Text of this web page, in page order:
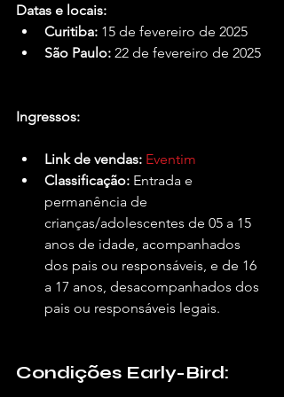
Datas e locais:
Curitiba: 15 de fevereiro de 2025
São Paulo: 22 de fevereiro de 2025
Ingressos:
Link de vendas: Eventim
Classificação: Entrada e
permanência de
crianças/adolescentes de 05 a 15
anos de idade, acompanhados
dos pais ou responsáveis, e de 16
a 17 anos, desacompanhados dos
pais ou responsáveis legais.
Condições Early-Bird: